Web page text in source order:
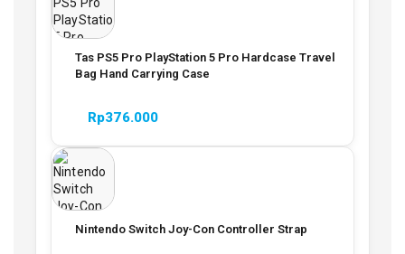
Tas PS5 Pro PlayStation 5 Pro Hardcase Travel
Bag Hand Carrying Case
Rp376.000
Nintendo Switch Joy-Con Controller Strap